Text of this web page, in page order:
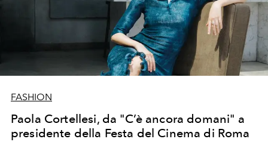
FASHION
Paola Cortellesi, da "C’è ancora domani" a
presidente della Festa del Cinema di Roma